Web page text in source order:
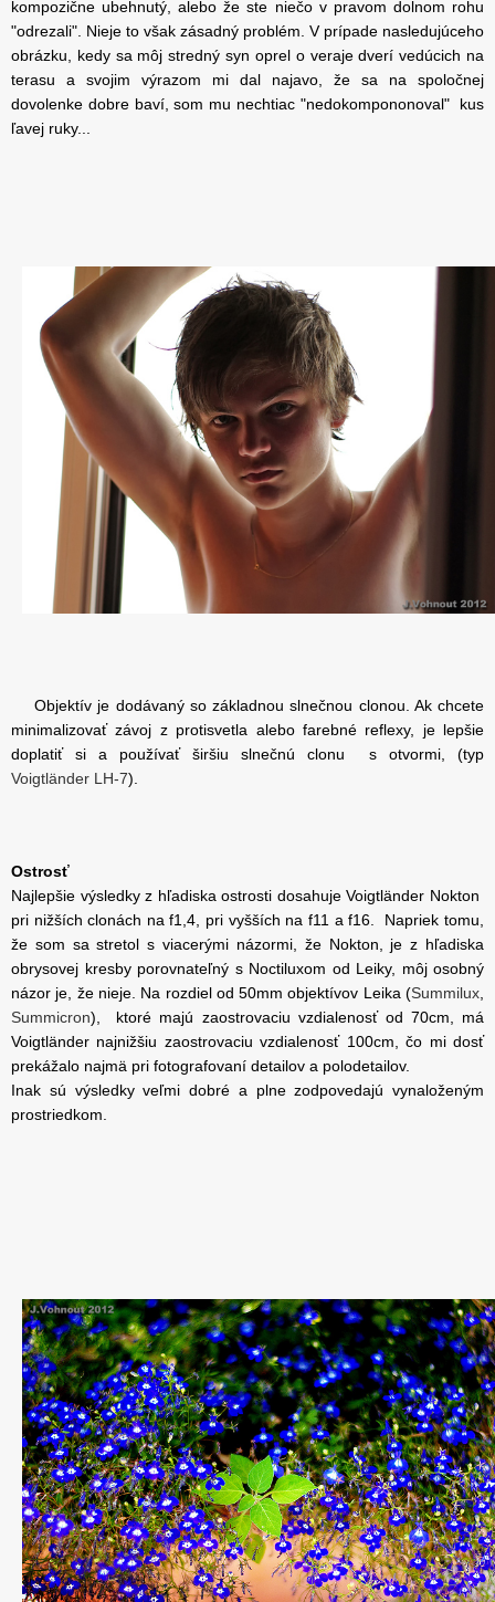
kompozične ubehnutý, alebo že ste niečo v pravom dolnom rohu
"odrezali". Nieje to však zásadný problém. V prípade nasledujúceho
obrázku, kedy sa môj stredný syn oprel o veraje dverí vedúcich na
terasu a svojim výrazom mi dal najavo, že sa na spoločnej
dovolenke dobre baví, som mu nechtiac "nedokompononoval" kus
ľavej ruky...
Objektív je dodávaný so základnou slnečnou clonou. Ak chcete
minimalizovať závoj z protisvetla alebo farebné reflexy, je lepšie
doplatiť si a používať širšiu slnečnú clonu s otvormi, (typ
Voigtländer LH-7).
Ostrosť
Najlepšie výsledky z hľadiska ostrosti dosahuje Voigtländer Nokton
pri nižších clonách na f1,4, pri vyšších na f11 a f16. Napriek tomu,
že som sa stretol s viacerými názormi, že Nokton, je z hľadiska
obrysovej kresby porovnateľný s Noctiluxom od Leiky, môj osobný
názor je, že nieje. Na rozdiel od 50mm objektívov Leika (Summilux
Summicron), ktoré majú zaostrovaciu vzdialenosť od 70cm, má
Voigtländer najnižšiu zaostrovaciu vzdialenosť 100cm, čo mi dosť
prekážalo najmä pri fotografovaní detailov a polodetailov.
Inak sú výsledky veľmi dobré a plne zodpovedajú vynaloženým
prostriedkom.